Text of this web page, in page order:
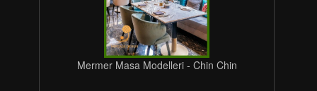
Mermer Masa Modelleri - Chin Chin